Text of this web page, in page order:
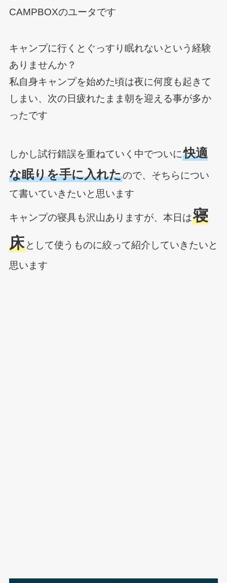
CAMPBOXのユータです
キャンプに行くとぐっすり眠れないという経験
ありませんか？
私自身キャンプを始めた頃は夜に何度も起きて
しまい、次の日疲れたまま朝を迎える事が多か
ったです
しかし試行錯誤を重ねていく中でついに快適
な眠りを手に入れたので、そちらについ
て書いていきたいと思います
キャンプの寝具も沢山ありますが、本日は寝
床として使うものに絞って紹介していきたいと
思います